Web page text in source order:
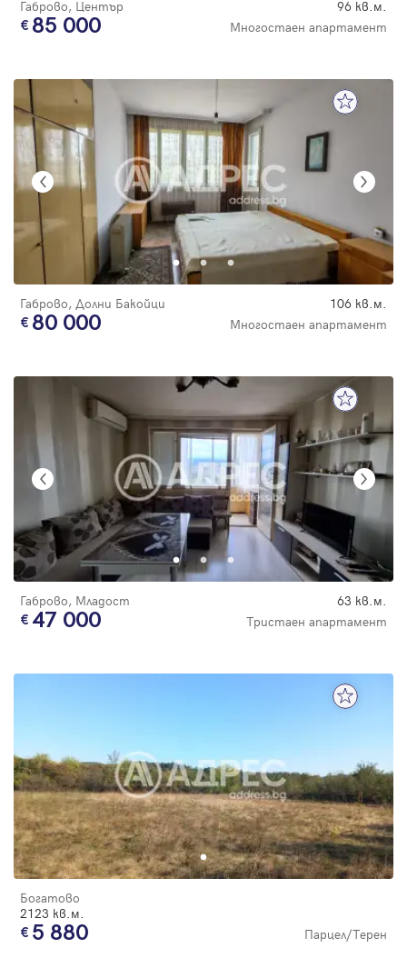
Габрово, Център 96 кв.м.
85 000 Многостаен апартамент
Габрово, Долни Бакойци 106 кв.м.
80 000 Многостаен апартамент
Габрово, Младост 63 кв.м.
47 000 Тристаен апартамент
Богатово
2123 кв.м.
5 880 Парцел/Терен